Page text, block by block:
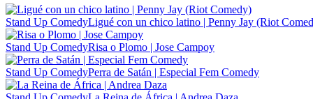
Stand Up ComedyLigué con un chico latino | Penny Jay (Riot
Stand Up ComedyRisa o Plomo | Jose Campoy
Stand Up ComedyPerra de Satán | Especial Fem Comedy